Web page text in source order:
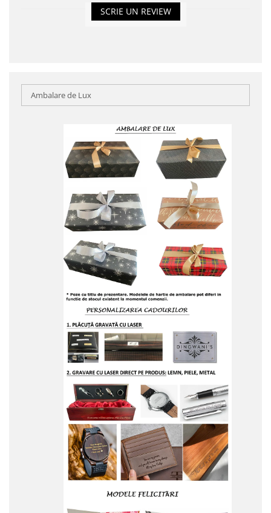
SCRIE UN REVIEW
Ambalare de Lux